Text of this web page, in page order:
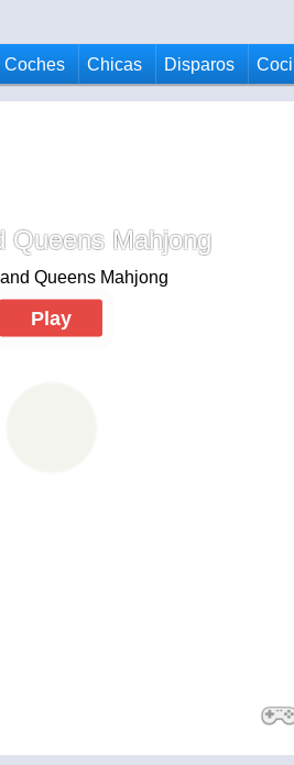
Coches Chicas Disparos
Queens Mahjong
Play